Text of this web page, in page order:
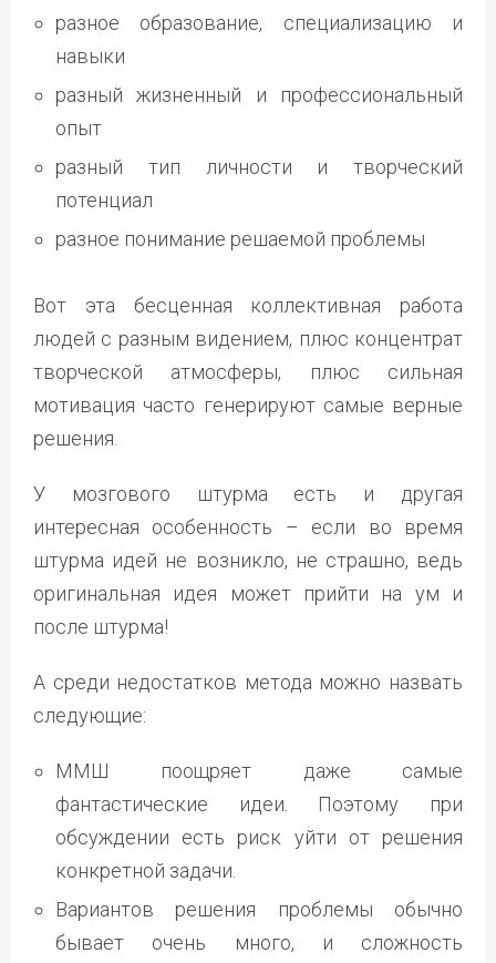
разное образование, специализацию и
навыки
разный жизненный и профессиональный
опыт
разный тип личности и творческий
потенциал
разное понимание решаемой проблемы
Вот эта бесценная коллективная работа
людей с разным видением, плюс концентрат
творческой атмосферы, плюс сильная
мотивация часто генерируют самые верные
решения.
У мозгового штурма есть и другая
интересная особенность – если во время
штурма идей не возникло, не страшно, ведь
оригинальная идея может прийти на ум и
после штурма!
А среди недостатков метода можно назвать
следующие:
ММШ поощряет даже самые
фантастические идеи. Поэтому при
обсуждении есть риск уйти от решения
конкретной задачи.
Вариантов решения проблемы обычно
бывает очень много, и сложность